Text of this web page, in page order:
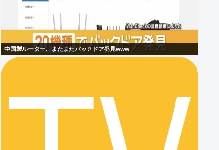
中国製ルーター、またまたバックドア発見www